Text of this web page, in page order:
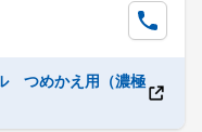
つめかえ用（濃極